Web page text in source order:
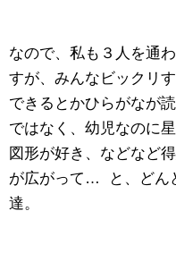
なので、私も３人を通
すが、みんなビックリ
できるとかひらがなが
ではなく、幼児なのに
図形が好き、などなど
が広がって… と、どん
達。